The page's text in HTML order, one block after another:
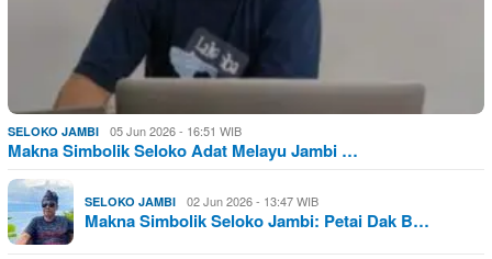
SELOKO JAMBI 05 Jun 2026 - 16:51 WIB
Makna Simbolik Seloko Adat Melayu Jambi …
SELOKO JAMBI 02 Jun 2026 - 13:47 WIB
Makna Simbolik Seloko Jambi: Petai Dak B…